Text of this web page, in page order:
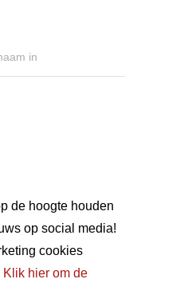
in
de hoogte houden
op social media!
cookies
Klik hier om de